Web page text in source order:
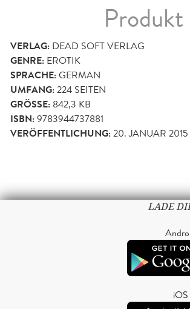
VERLAG: DEAD SOFT VERLAG
GENRE: EROTIK
SPRACHE:GERMAN
UMFANG:224 SEITEN
GRÖSSE: 842,3 KB
ISBN:9783944737881
VERÖFFENTLICHUNG:20. JANUAR 2015
LADE
iOS